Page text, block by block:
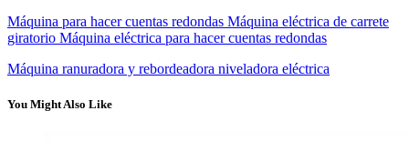
Máquina para hacer cuentas redondas Máquina eléctrica de carrete
giratorio Máquina eléctrica para hacer cuentas redondas
Máquina ranuradora y rebordeadora niveladora eléctrica
You Might Also Like